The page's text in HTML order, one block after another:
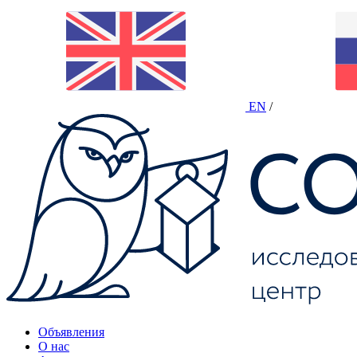
EN /
Объявления
О нас